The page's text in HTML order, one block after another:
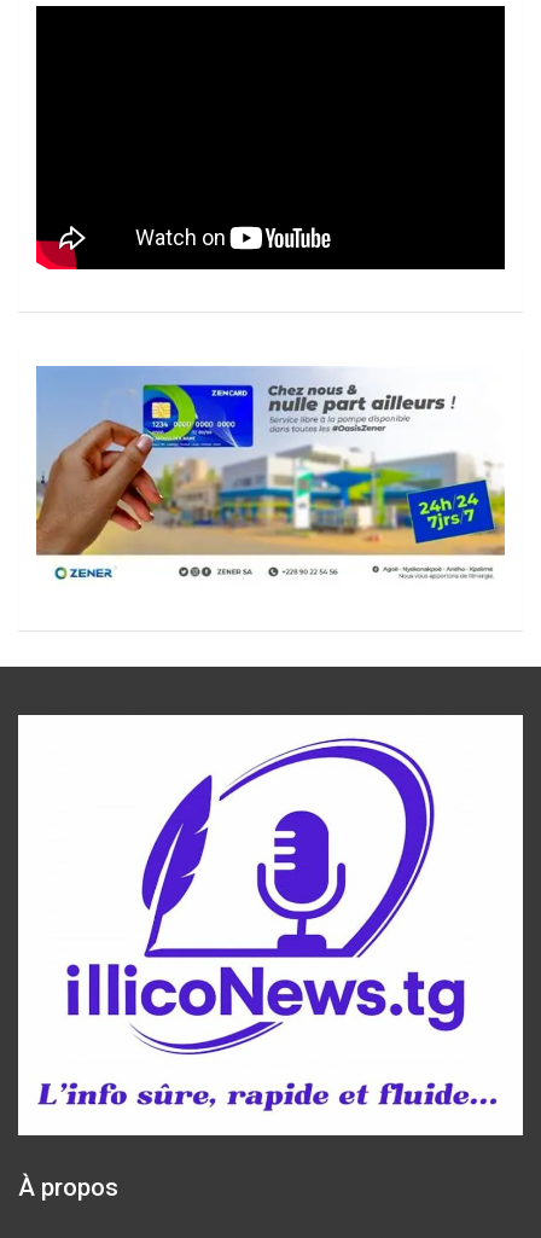
À propos